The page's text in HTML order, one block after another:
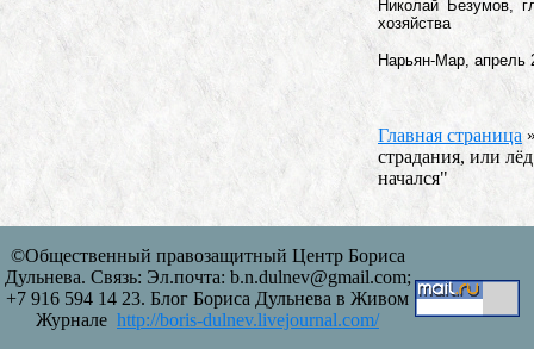
Николай Безумов,
хозяйства
Нарьян-Мар, апрель
Главная страница
страдания, или
начался"
©Общественный правозащитный Центр Бориса
Дульнева. Связь: Эл.почта: b.n.dulnev@gmail.com;
+7 916 594 14 23. Блог Бориса Дульнева в Живом
Журнале http://boris-dulnev.livejournal.com/